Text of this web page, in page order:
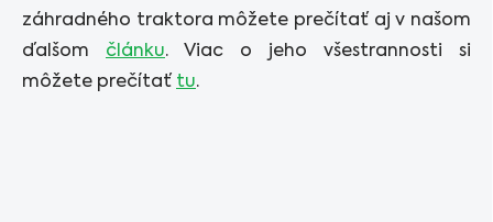
záhradného traktora môžete prečítať aj v našom
ďalšom článku. Viac o jeho všestrannosti si
môžete prečítať tu.